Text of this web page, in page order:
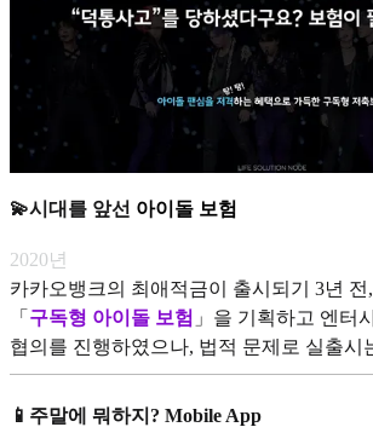
💫시대를 앞선 아이돌 보험
2020년
카카오뱅크의 최애적금이 출시되기 3년
「 구독형 아이돌 보험 」을 기획하고 엔터
협의를 진행하였으나, 법적 문제로 실출시
📱주말에 뭐하지? Mobile App